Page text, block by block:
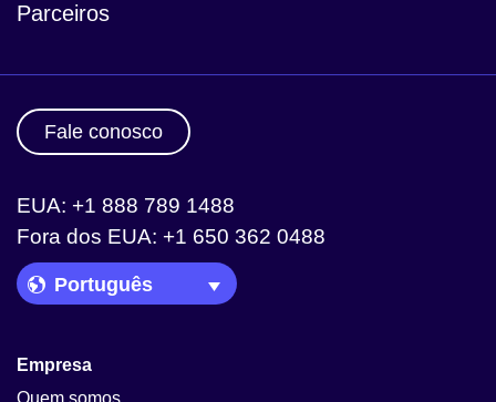
Parceiros
Fale conosco
EUA: +1 888 789 1488
Fora dos EUA: +1 650 362 0488
Language Picker
Empresa
Quem somos